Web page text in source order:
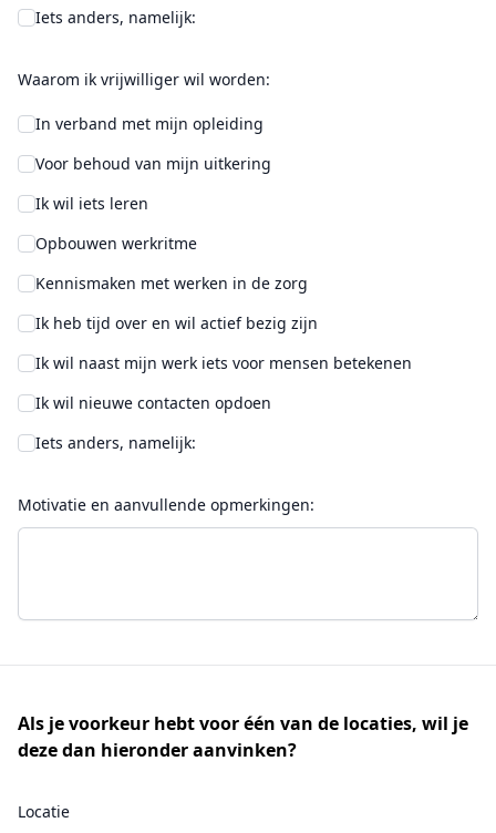
Iets anders, namelijk:
Waarom ik vrijwilliger wil worden:
In verband met mijn opleiding
Voor behoud van mijn uitkering
Ik wil iets leren
Opbouwen werkritme
Kennismaken met werken in de zorg
Ik heb tijd over en wil actief bezig zijn
Ik wil naast mijn werk iets voor mensen betekenen
Ik wil nieuwe contacten opdoen
Iets anders, namelijk:
Motivatie en aanvullende opmerkingen:
Als je voorkeur hebt voor één van de locaties, wil je
deze dan hieronder aanvinken?
Locatie